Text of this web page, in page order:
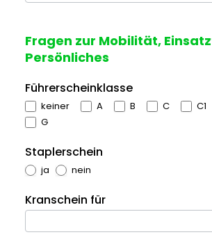
Fragen zur Mobilität,
Persönliches
Führerscheinklasse
keiner A B C C1
G
Staplerschein
ja nein
Kranschein für